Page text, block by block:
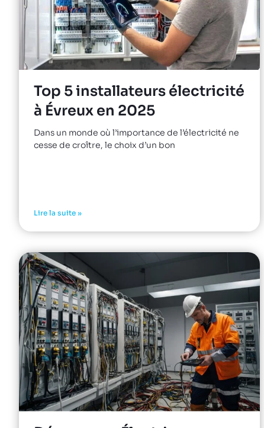
Top 5 installateurs électricité
à Évreux en 2025
Dans un monde où l’importance de l’électricité ne
cesse de croître, le choix d’un bon
Lire la suite »